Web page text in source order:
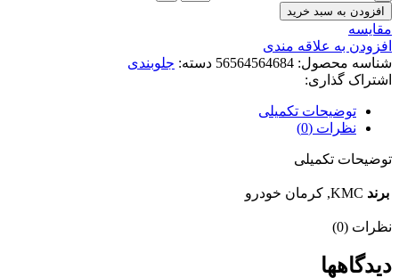
افزودن به سبد خرید
مقایسه
افزودن به علاقه مندی
شناسه محصول: 56564564684 دسته: جلوبندی
اشتراک گذاری:
توضیحات تکمیلی
نظرات (0)
توضیحات تکمیلی
برند KMC, کرمان خودرو
نظرات (0)
دیدگاهها